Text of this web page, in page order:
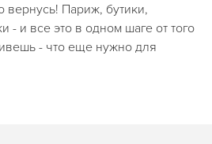
вернусь! Париж, бутики,
- и все это в одном шаге от того
- что еще нужно для